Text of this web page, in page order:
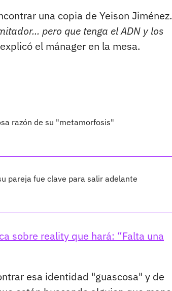
una copia de Yeison Jiménez.
pero que tenga el ADN y los
explicó el mánager en la mesa.
razón de su "metamorfosis"
pareja fue clave para salir adelante
sobre reality que hará: “Falta una
esa identidad "guascosa" y de